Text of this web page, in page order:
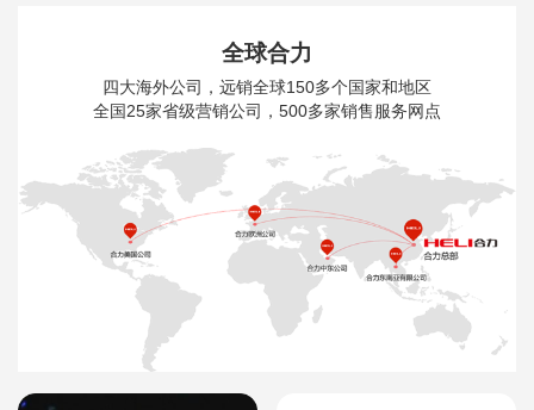
全球合力
四大海外公司，远销全球150多个国家和地区
全国25家省级营销公司，500多家销售服务网点